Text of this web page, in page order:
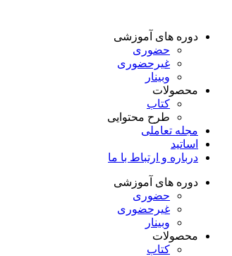
دوره های آموزشی
حضوری
غیرحضوری
وبینار
محصولات
کتاب
طرح محتوایی
مجله تعاملی
اساتید
درباره و ارتباط با ما
دوره های آموزشی
حضوری
غیرحضوری
وبینار
محصولات
کتاب